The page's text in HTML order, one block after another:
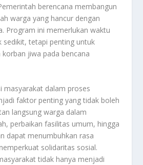
berencana membangun
warga yang hancur dengan
Program ini memerlukan waktu
sedikit, tetapi penting untuk
jiwa pada bencana
masyarakat dalam proses
faktor penting yang tidak boleh
langsung warga dalam
perbaikan fasilitas umum, hingga
dapat menumbuhkan rasa
solidaritas sosial.
tidak hanya menjadi